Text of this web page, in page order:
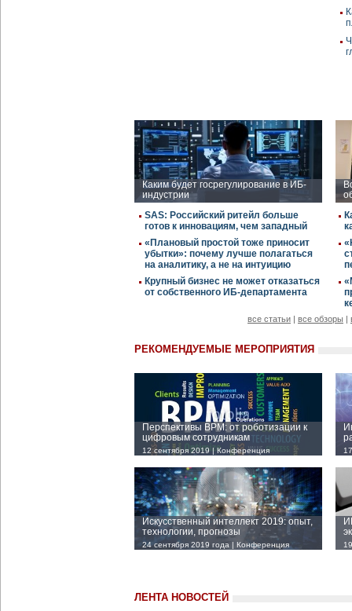
Каким будет госрегулирование в ИБ-
индустрии
SAS: Российский ритейл больше
готов к инновациям, чем западный
«Плановый простой тоже приносит
убытки»: почему лучше полагаться
на аналитику, а не на интуицию
Крупный бизнес не может отказаться
от собственного ИБ-департамента
все статьи | все обзоры |
РЕКОМЕНДУЕМЫЕ МЕРОПРИЯТИЯ
Перспективы BPM: от роботизации к
цифровым сотрудникам
12 сентября 2019 | Конференция
Искусственный интеллект 2019: опыт,
технологии, прогнозы
24 сентября 2019 года | Конференция
ЛЕНТА НОВОСТЕЙ